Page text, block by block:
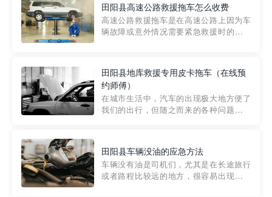
细解析一下市区事故救援拖车的收费标
准，以及在选用拖车服务时应注...
田阳县高速公路救援拖车怎么收费
高速公路救援拖车是在高速公路上因为车
辆故障或意外情况需要紧急救援时的必备
路救援拖车的收费标准是由当地交通管理
部门制定的。起步价通...
田阳县地库救援专用皮卡拖车（在线预
约师傅）
在城市生活中，汽车的出现极大地方便了
我们的出行，但随之而来的各种问题也让
紧急情况下，我们需要一种高效可靠的救
援方式。而这时，地库救援专...
田阳县车辆没油的应急方法
车辆没有油是司机们，尤其是在长途旅行
或者路程比较远的地方，很容易出现这种